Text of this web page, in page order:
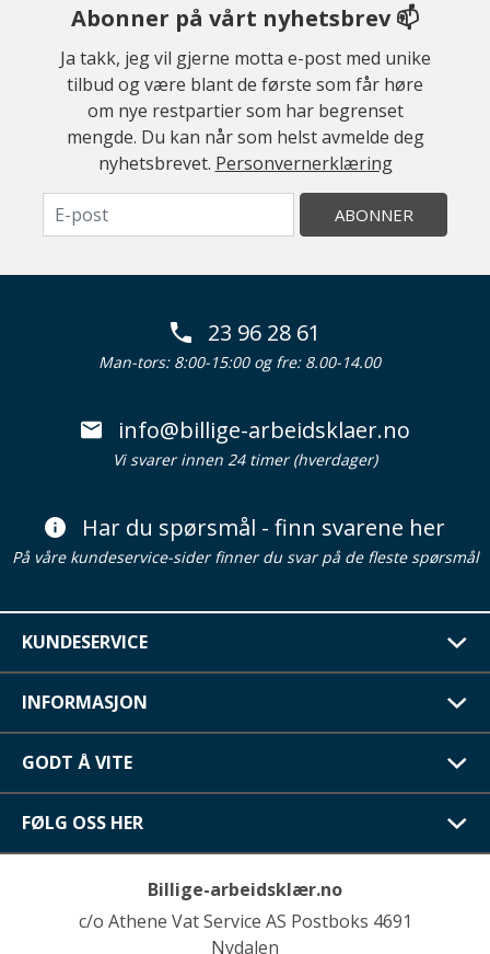
Abonner på vårt nyhetsbrev 📫
Ja takk, jeg vil gjerne motta e-post med unike
tilbud og være blant de første som får høre
om nye restpartier som har begrenset
mengde. Du kan når som helst avmelde deg
nyhetsbrevet. Personvernerklæring
ABONNER
23 96 28 61
Man-tors: 8:00-15:00 og fre: 8.00-14.00
info@billige-arbeidsklaer.no
Vi svarer innen 24 timer (hverdager)
Har du spørsmål - finn svarene her
På våre kundeservice-sider finner du svar på de fleste spørsmål
KUNDESERVICE
INFORMASJON
GODT Å VITE
FØLG OSS HER
Billige-arbeidsklær.no
c/o Athene Vat Service AS Postboks 4691
Nydalen